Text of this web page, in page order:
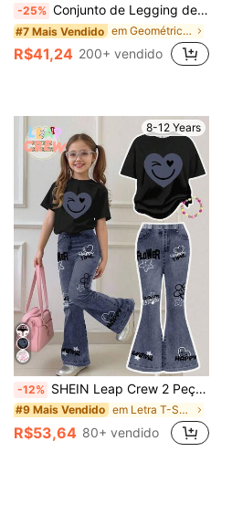
-25% Conjunto de Legging de Manga Curta com Estampa de Coração Denim Digital para Meninas Pré-Adolescentes, Casual e Confortável para Primavera/Verão, Moda, Adequado para Atividades ao Ar Livre, Piqueniques, Fotografia de Rua, Casa, Escola, Festivais, Presentes, Uso Diário
#7 Mais Vendido em Geométrico T-Shirt para Meninas
R$41,24 200+ vendido
8-12 Years
-12% SHEIN Leap Crew 2 Peças Conjunto de Camiseta de Manga Curta com Gola Redonda e Estampa de Coração e Rosto Sorridente Solta e Calça Flare para Meninas Pré-Adolescentes, Adequado para Verão, Uso Doméstico, Passeios, Fotografia de Rua, Campus
#9 Mais Vendido em Letra T-Shirt para Meninas
R$53,64 80+ vendido